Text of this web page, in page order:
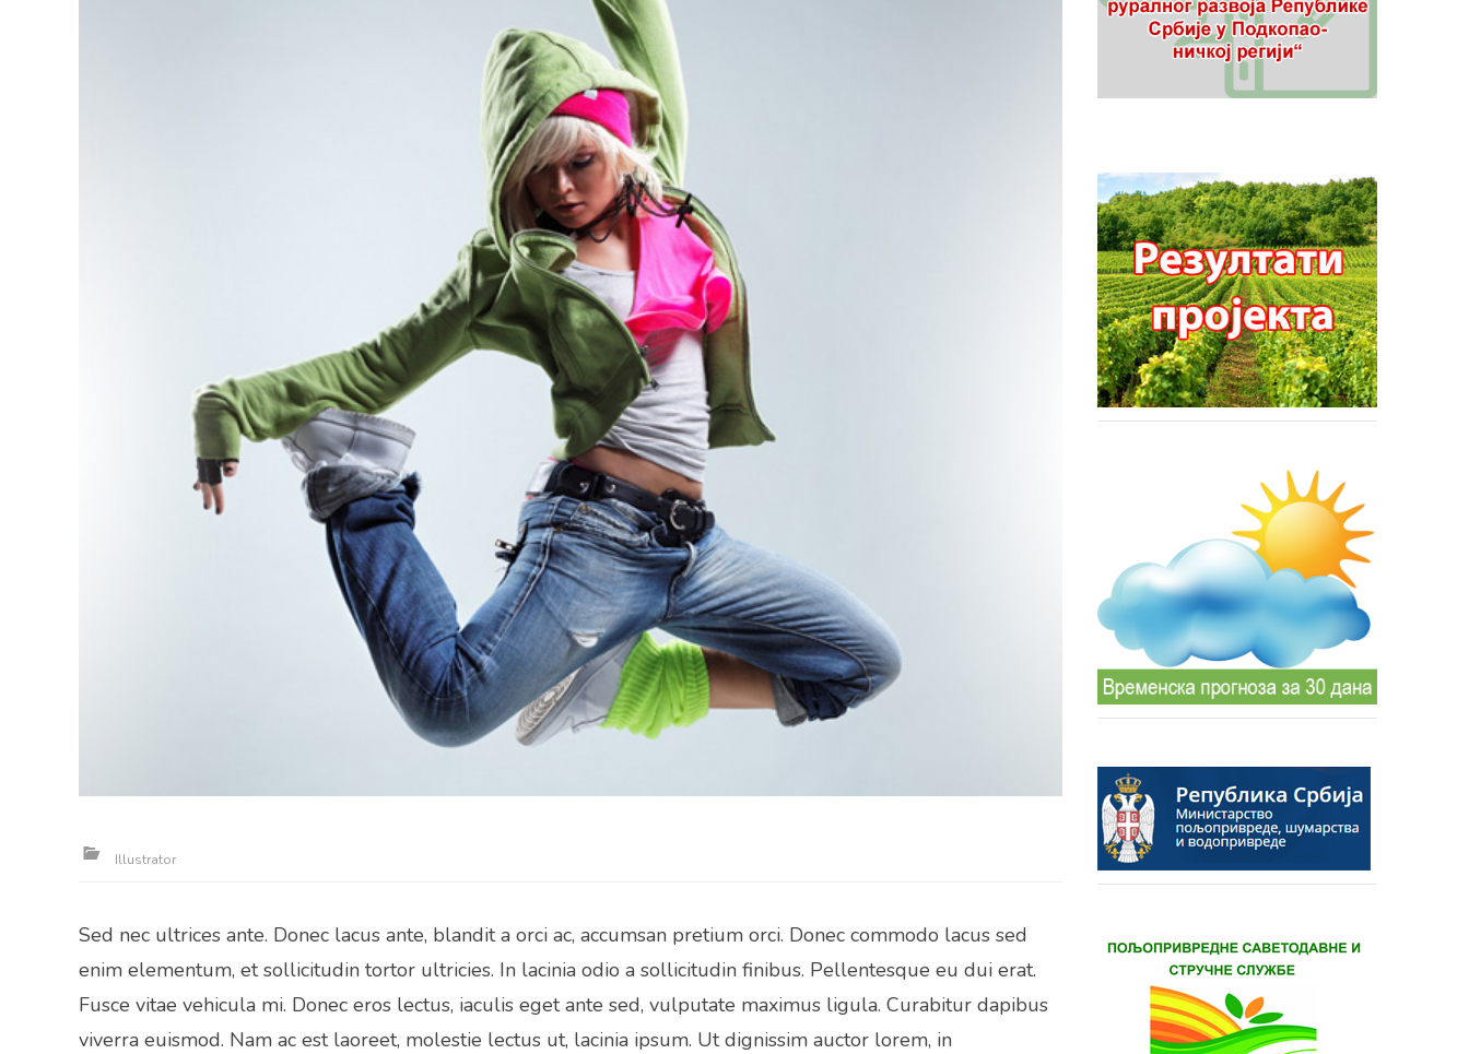
Illustrator
Sed nec ultrices ante. Donec lacus ante, blandit a orci ac, accumsan pretium orci. Donec commodo lacus sed
enim elementum, et sollicitudin tortor ultricies. In lacinia odio a sollicitudin finibus. Pellentesque eu dui erat.
Fusce vitae vehicula mi. Donec eros lectus, iaculis eget ante sed, vulputate maximus ligula. Curabitur dapibus
viverra euismod. Nam ac est laoreet, molestie lectus ut, lacinia ipsum. Ut dignissim auctor lorem, in